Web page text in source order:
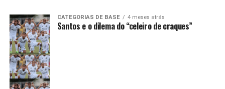
CATEGORIAS DE BASE 4 meses atrás
Santos e o dilema do “celeiro de craques”